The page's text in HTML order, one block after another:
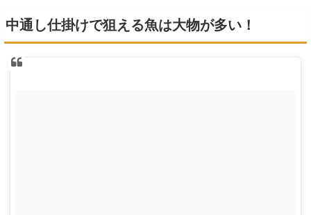
中通し仕掛けで狙える魚は大物が多い！